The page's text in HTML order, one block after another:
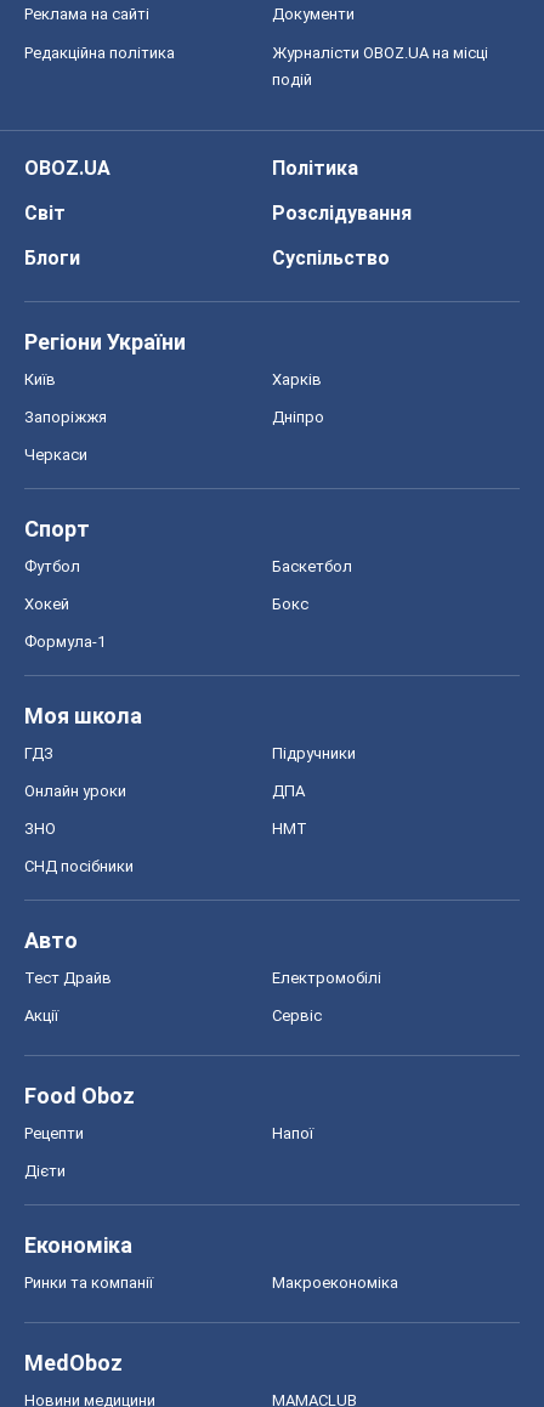
Реклама на сайті Документи
Редакційна політика
Журналісти OBOZ.UA на місці
подій
OBOZ.UA
Політика
Світ
Розслідування
Блоги
Суспільство
Регіони України
Київ Харків
Запоріжжя Дніпро
Черкаси
Спорт
Футбол Баскетбол
Хокей Бокс
Формула-1
Моя школа
ГДЗ Підручники
Онлайн уроки ДПА
ЗНО НМТ
СНД посібники
Авто
Тест Драйв Електромобілі
Акції Сервіс
Food Oboz
Рецепти Напої
Дієти
Економіка
Ринки та компанії Макроекономіка
MedOboz
Новини медицини MAMACLUB